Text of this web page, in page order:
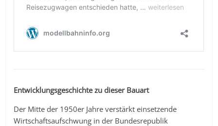
Entwicklungsgeschichte zu dieser Bauart
Der Mitte der 1950er Jahre verstärkt einsetzende
Wirtschaftsaufschwung in der Bundesrepublik